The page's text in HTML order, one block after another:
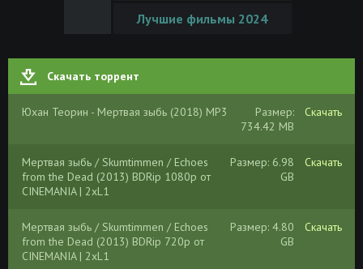
Лучшие фильмы 2024
Скачать торрент
Юхан Теорин - Мертвая зыбь (2018) MP3
Размер:
734.42 MB
Скачать
Мертвая зыбь / Skumtimmen / Echoes
from the Dead (2013) BDRip 1080p от
CINEMANIA | 2xL1
Размер: 6.98
GB
Скачать
Мертвая зыбь / Skumtimmen / Echoes
from the Dead (2013) BDRip 720p от
CINEMANIA | 2xL1
Размер: 4.80
GB
Скачать